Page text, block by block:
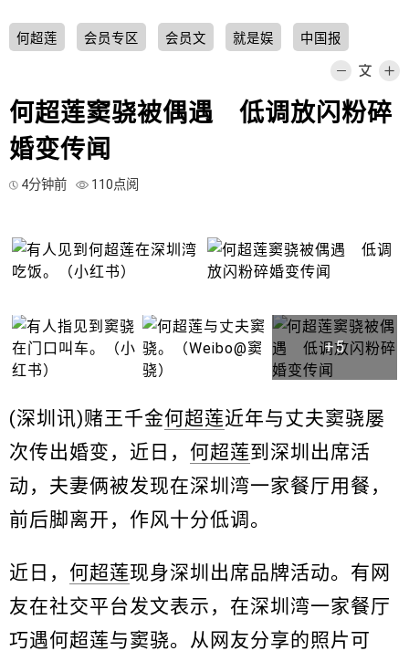
何超莲 会员专区 会员文 就是娱 中国报
何超莲窦骁被偶遇 低调放闪粉碎
婚变传闻
4分钟前 110点阅
+5
(深圳讯)赌王千金何超莲近年与丈夫窦骁屡
次传出婚变，近日， 何超莲到深圳出席活
动，夫妻俩被发现在深圳湾一家餐厅用餐，
前后脚离开，作风十分低调。
近日， 何超莲现身深圳出席品牌活动。有网
友在社交平台发文表示，在深圳湾一家餐厅
巧遇何超莲与窦骁。从网友分享的照片可